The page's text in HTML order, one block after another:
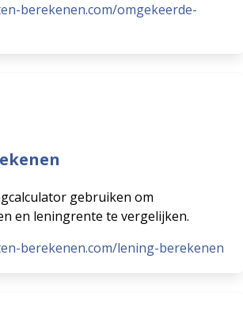
berekenen.com/omgekeerde-
gebruiken om
en leningrente te vergelijken.
berekenen.com/lening-berekenen